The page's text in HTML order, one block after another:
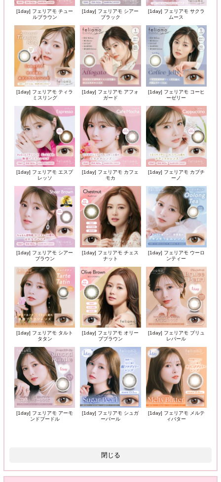
[1day] フェリアモ チュー
ルブラウン
[1day] フェリアモ シアー
ブラック
[1day] フェリアモ サクラ
ムース
[1day] フェリアモ ティラ
ミスリング
[1day] フェリアモ アフォ
ガード
[1day] フェリアモ コーヒ
ーゼリー
[1day] フェリアモ エスプ
レッソ
[1day] フェリアモ カフェ
モカ
[1day] フェリアモ カプチ
ーノ
[1day] フェリアモ シアー
ブラウン
[1day] フェリアモ チェス
ナット
[1day] フェリアモ ウーロ
ンティー
[1day] フェリアモ タルト
タタン
[1day] フェリアモ オリー
ブブラウン
[1day] フェリアモ ブリュ
レパール
[1day] フェリアモ アーモ
ンドプードル
[1day] フェリアモ シュガ
ーパール
[1day] フェリアモ メルテ
ィバター
閉じる